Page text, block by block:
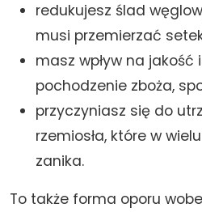
redukujesz ślad
musi przemierzać
masz wpływ na
pochodzenie zboża,
przyczyniasz się do
rzemiosła, które w
zanika.
To także forma oporu